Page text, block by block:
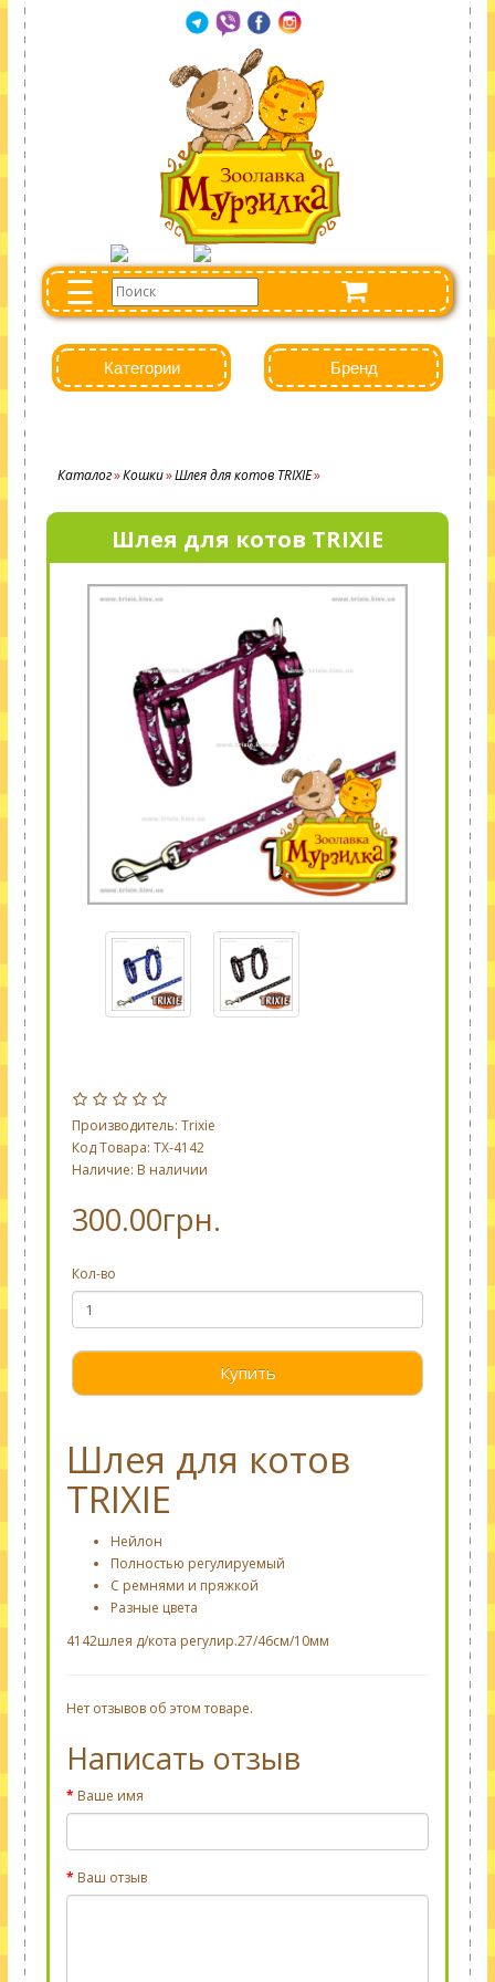
☰
Категории Бренд
Каталог Кошки Шлея для котов TRIXIE
Шлея для котов TRIXIE
Производитель: Trixie
Код Товара: TX-4142
Наличие: В наличии
300.00грн.
Кол-во
Купить
Шлея для котов
TRIXIE
Нейлон
Полностью регулируемый
С ремнями и пряжкой
Разные цвета
4142шлея д/кота регулир.27/46см/10мм
Нет отзывов об этом товаре.
Написать отзыв
Ваше имя
Ваш отзыв